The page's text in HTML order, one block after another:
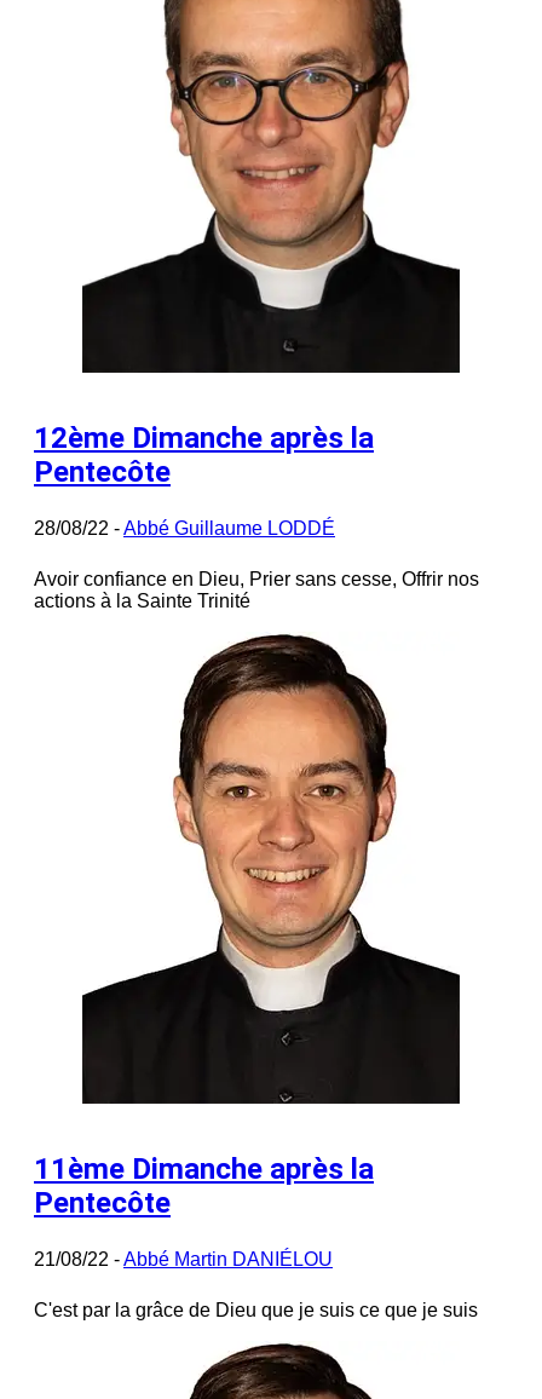
12ème Dimanche après la
Pentecôte
28/08/22 -Abbé Guillaume LODDÉ
Avoir confiance en Dieu, Prier sans cesse, Offrir nos
actions à la Sainte Trinité
11ème Dimanche après la
Pentecôte
21/08/22 -Abbé Martin DANIÉLOU
C'est par la grâce de Dieu que je suis ce que je suis